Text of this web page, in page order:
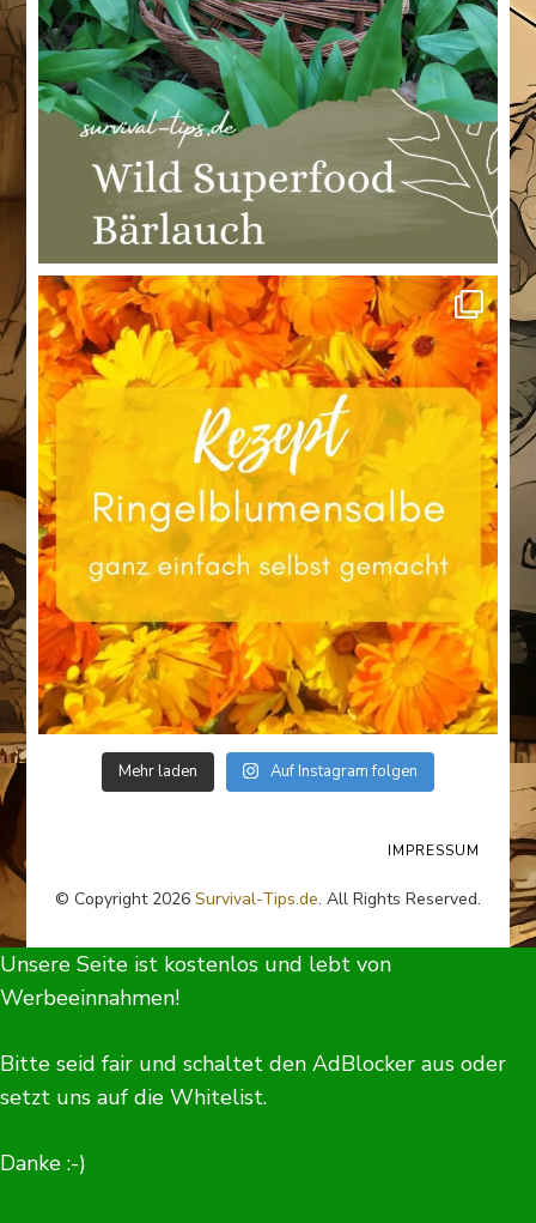
Mehr laden Auf Instagram folgen
© Copyright 2026 Survival-Tips.de. All Rights Reserved.
IMPRESSUM
Unsere Seite ist kostenlos und lebt von
Werbeeinnahmen!
Bitte seid fair und schaltet den AdBlocker aus oder
setzt uns auf die Whitelist.
Danke :-)